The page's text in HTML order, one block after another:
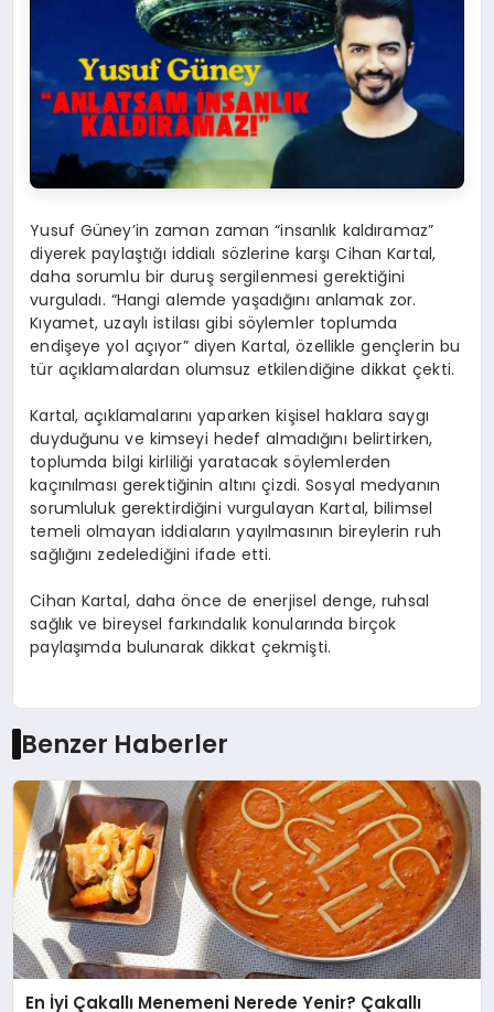
Yusuf Güney’in zaman zaman “insanlık kaldıramaz”
diyerek paylaştığı iddialı sözlerine karşı Cihan Kartal,
daha sorumlu bir duruş sergilenmesi gerektiğini
vurguladı. “Hangi alemde yaşadığını anlamak zor.
Kıyamet, uzaylı istilası gibi söylemler toplumda
endişeye yol açıyor” diyen Kartal, özellikle gençlerin bu
tür açıklamalardan olumsuz etkilendiğine dikkat çekti.
Kartal, açıklamalarını yaparken kişisel haklara saygı
duyduğunu ve kimseyi hedef almadığını belirtirken,
toplumda bilgi kirliliği yaratacak söylemlerden
kaçınılması gerektiğinin altını çizdi. Sosyal medyanın
sorumluluk gerektirdiğini vurgulayan Kartal, bilimsel
temeli olmayan iddiaların yayılmasının bireylerin ruh
sağlığını zedelediğini ifade etti.
Cihan Kartal, daha önce de enerjisel denge, ruhsal
sağlık ve bireysel farkındalık konularında birçok
paylaşımda bulunarak dikkat çekmişti.
Benzer Haberler
En İyi Çakallı Menemeni Nerede Yenir? Çakallı